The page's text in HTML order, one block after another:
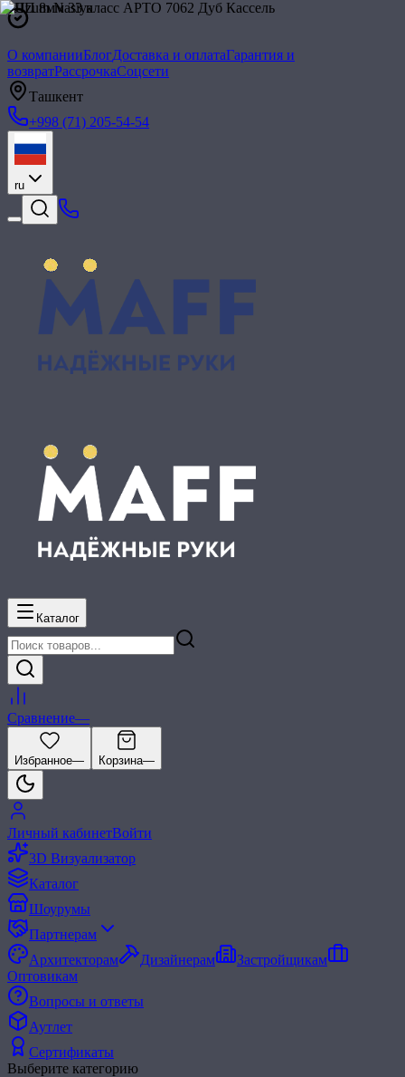
О компанииБлогДоставка и оплатаГарантия и
возвратРассрочкаСоцсети
Ташкент
+998 (71) 205-54-54
ru
Каталог
Сравнение—
Избранное— Корзина—
Личный кабинетВойти
3D Визуализатор
Каталог
Шоурумы
Партнерам
Архитекторам
Дизайнерам
Застройщикам
Оптовикам
Вопросы и ответы
Аутлет
Сертификаты
Выберите категорию